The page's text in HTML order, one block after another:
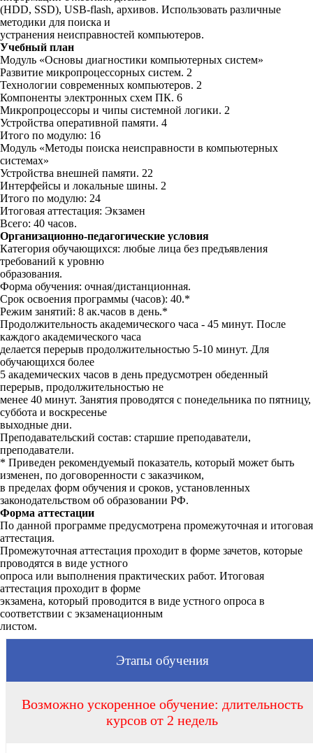
(HDD, SSD), USB-flash, архивов. Использовать различные
методики для поиска и
устранения неисправностей компьютеров.
Учебный план
Модуль «Основы диагностики компьютерных систем»
Развитие микропроцессорных систем. 2
Технологии современных компьютеров. 2
Компоненты электронных схем ПК. 6
Микропроцессоры и чипы системной логики. 2
Устройства оперативной памяти. 4
Итого по модулю: 16
Модуль «Методы поиска неисправности в компьютерных
системах»
Устройства внешней памяти. 22
Интерфейсы и локальные шины. 2
Итого по модулю: 24
Итоговая аттестация: Экзамен
Всего: 40 часов.
Организационно-педагогические условия
Категория обучающихся: любые лица без предъявления
требований к уровню
образования.
Форма обучения: очная/дистанционная.
Срок освоения программы (часов): 40.*
Режим занятий: 8 ак.часов в день.*
Продолжительность академического часа - 45 минут. После
каждого академического часа
делается перерыв продолжительностью 5-10 минут. Для
обучающихся более
5 академических часов в день предусмотрен обеденный
перерыв, продолжительностью не
менее 40 минут. Занятия проводятся с понедельника по пятницу,
суббота и воскресенье
выходные дни.
Преподавательский состав: старшие преподаватели,
преподаватели.
* Приведен рекомендуемый показатель, который может быть
изменен, по договоренности с заказчиком,
в пределах форм обучения и сроков, установленных
законодательством об образовании РФ.
Форма аттестации
По данной программе предусмотрена промежуточная и итоговая
аттестация.
Промежуточная аттестация проходит в форме зачетов, которые
проводятся в виде устного
опроса или выполнения практических работ. Итоговая
аттестация проходит в форме
экзамена, который проводится в виде устного опроса в
соответствии с экзаменационным
листом.
Этапы обучения
Возможно ускоренное обучение: длительность
курсов от 2 недель